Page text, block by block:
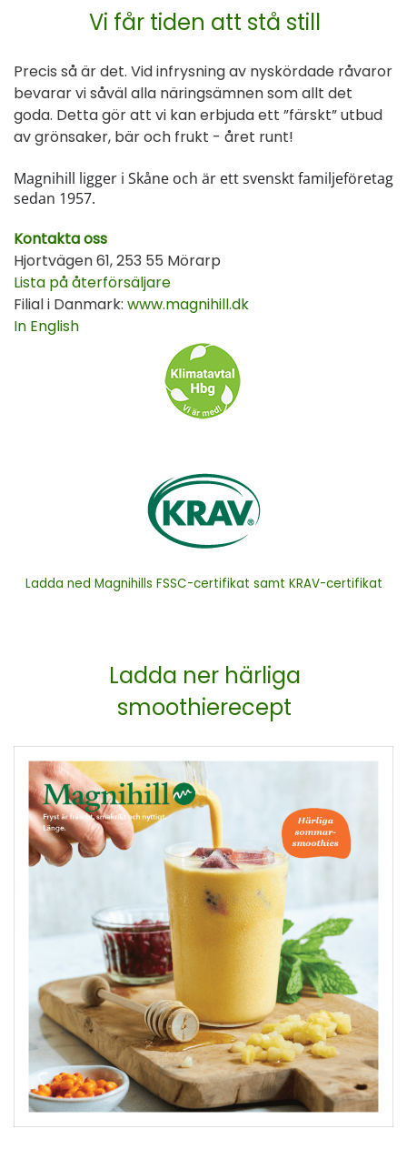
Vi får tiden att stå still
Precis så är det. Vid infrysning av nyskördade råvaror
bevarar vi såväl alla näringsämnen som allt det
goda. Detta gör att vi kan erbjuda ett ”färskt” utbud
av grönsaker, bär och frukt - året runt!
Magnihill ligger i Skåne och är ett svenskt familjeföretag
sedan 1957.
Kontakta oss
Hjortvägen 61, 253 55 Mörarp
Lista på återförsäljare
Filial i Danmark: www.magnihill.dk
In English
Ladda ned Magnihills FSSC-certifikat samt KRAV-certifikat
Ladda ner härliga
smoothierecept